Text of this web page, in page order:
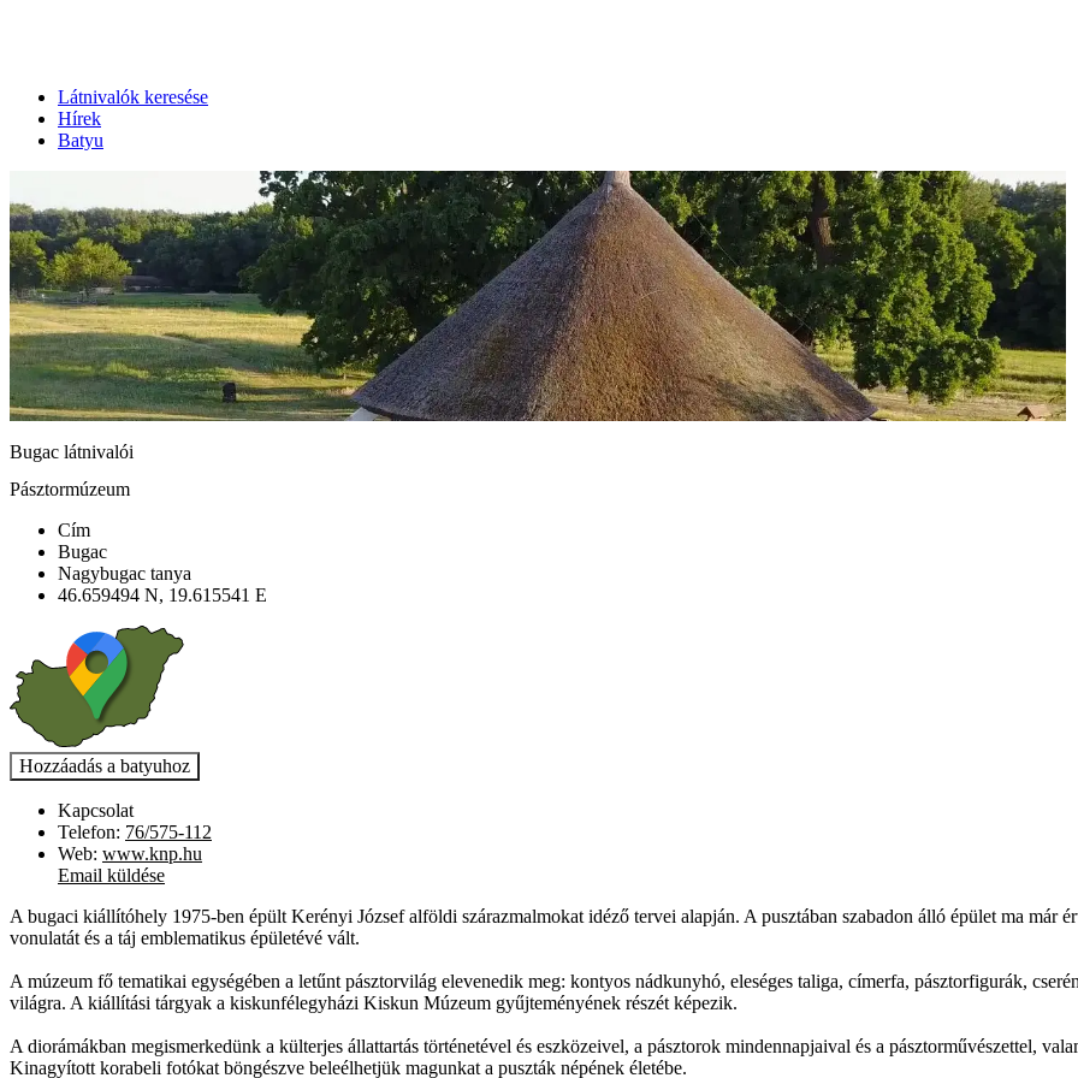
Látnivalók keresése
Hírek
Batyu
Bugac látnivalói
Pásztormúzeum
Cím
Bugac
Nagybugac tanya
46.659494 N, 19.615541 E
Kapcsolat
Telefon: 76/575-112
Web: www.knp.hu
Email küldése
A bugaci kiállítóhely 1975-ben épült Kerényi József alföldi szárazmalmokat idéző tervei alapján. A pusztában szabadon álló épület ma már
vonulatát és a táj emblematikus épületévé vált.
A múzeum fő tematikai egységében a letűnt pásztorvilág elevenedik meg: kontyos nádkunyhó, eleséges taliga, címerfa, pásztorfigurák,
világra. A kiállítási tárgyak a kiskunfélegyházi Kiskun Múzeum gyűjteményének részét képezik.
A diorámákban megismerkedünk a külterjes állattartás történetével és eszközeivel, a pásztorok mindennapjaival és a pásztorművészettel,
Kinagyított korabeli fotókat böngészve beleélhetjük magunkat a puszták népének életébe.